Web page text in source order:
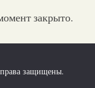
закрыто.
защищены.